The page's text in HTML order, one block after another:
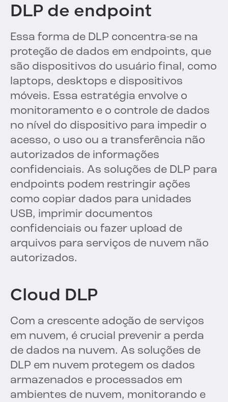
DLP de endpoint
Essa forma de DLP concentra-se na
proteção de dados em endpoints, que
são dispositivos do usuário final, como
laptops, desktops e dispositivos
móveis. Essa estratégia envolve o
monitoramento e o controle de dados
no nível do dispositivo para impedir o
acesso, o uso ou a transferência não
autorizados de informações
confidenciais. As soluções de DLP para
endpoints podem restringir ações
como copiar dados para unidades
USB, imprimir documentos
confidenciais ou fazer upload de
arquivos para serviços de nuvem não
autorizados.
Cloud DLP
Com a crescente adoção de serviços
em nuvem, é crucial prevenir a perda
de dados na nuvem. As soluções de
DLP em nuvem protegem os dados
armazenados e processados em
ambientes de nuvem, monitorando e